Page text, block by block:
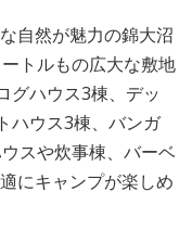
自然が魅力の錦大沼
トルもの広大な敷地
グハウス3棟、デッ
ハウス3棟、バンガ
スや炊事棟、バーベ
にキャンプが楽しめ